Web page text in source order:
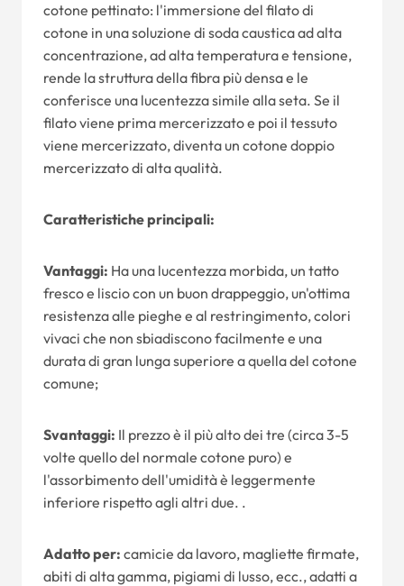
cotone pettinato: l'immersione del filato di
cotone in una soluzione di soda caustica ad alta
concentrazione, ad alta temperatura e tensione,
rende la struttura della fibra più densa e le
conferisce una lucentezza simile alla seta. Se il
filato viene prima mercerizzato e poi il tessuto
viene mercerizzato, diventa un cotone doppio
mercerizzato di alta qualità.
Caratteristiche principali:
Vantaggi: Ha una lucentezza morbida, un tatto
fresco e liscio con un buon drappeggio, un'ottima
resistenza alle pieghe e al restringimento, colori
vivaci che non sbiadiscono facilmente e una
durata di gran lunga superiore a quella del cotone
comune;
Svantaggi: Il prezzo è il più alto dei tre (circa 3-5
volte quello del normale cotone puro) e
l'assorbimento dell'umidità è leggermente
inferiore rispetto agli altri due. .
Adatto per: camicie da lavoro, magliette firmate,
abiti di alta gamma, pigiami di lusso, ecc., adatti a